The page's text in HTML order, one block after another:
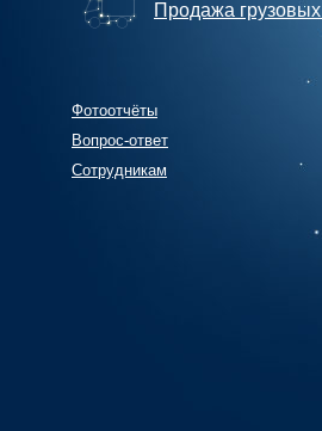
Продажа
Фотоотчёты
Вопрос-ответ
Сотрудникам